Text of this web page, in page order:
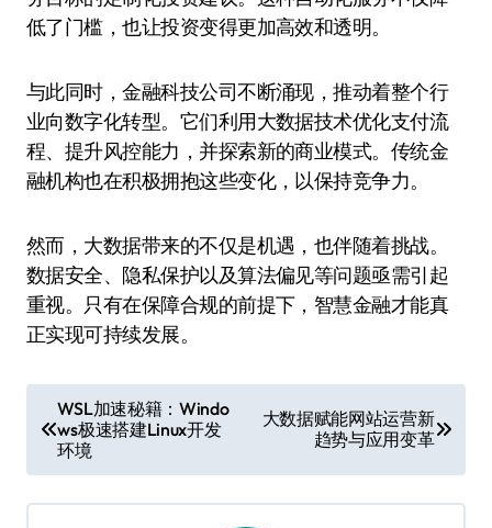
低了门槛，也让投资变得更加高效和透明。
与此同时，金融科技公司不断涌现，推动着整个行
业向数字化转型。它们利用大数据技术优化支付流
程、提升风控能力，并探索新的商业模式。传统金
融机构也在积极拥抱这些变化，以保持竞争力。
然而，大数据带来的不仅是机遇，也伴随着挑战。
数据安全、隐私保护以及算法偏见等问题亟需引起
重视。只有在保障合规的前提下，智慧金融才能真
正实现可持续发展。
章
导
航
WSL加速秘籍：Windo
ws极速搭建Linux开发
环境
大数据赋能网站运营新
趋势与应用变革